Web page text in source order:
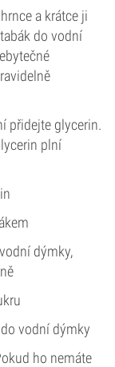
a krátce ji
do vodní
přidejte glycerin.
plní
dýmky,
vodní dýmky
ho nemáte